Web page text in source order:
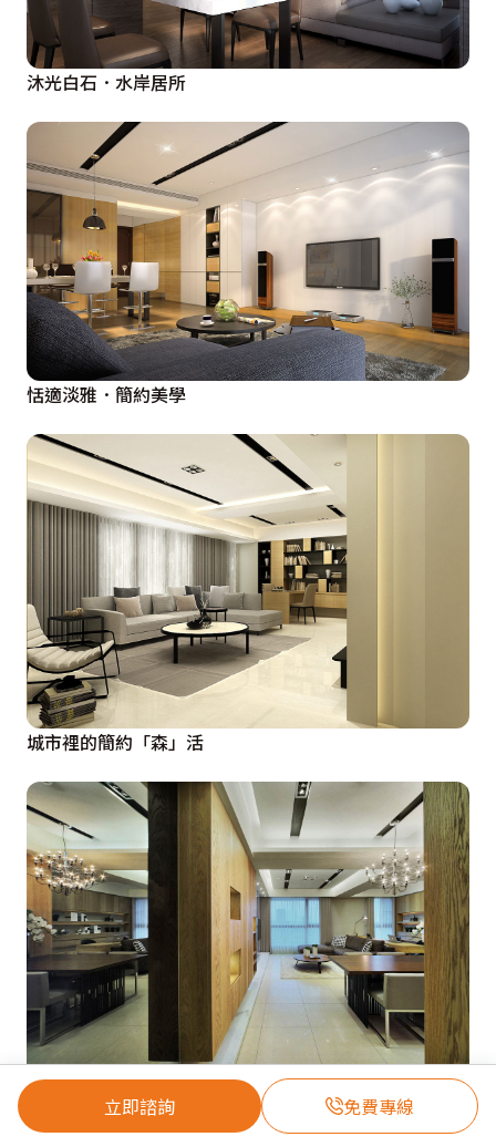
立即諮詢 免費專線
沐光白石．水岸居所
恬適淡雅．簡約美學
城市裡的簡約「森」活
本質純粹 ．家的想望